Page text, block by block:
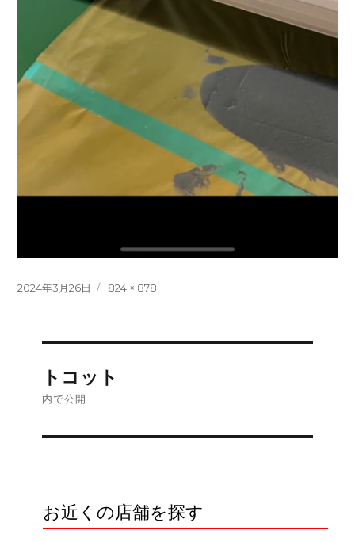
投
2024年3月26日
フ
824 × 878
稿
ー
トコット
内で公開
お近くの店舗を探す